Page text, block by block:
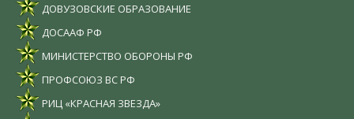
ДОВУЗОВСКИЕ ОБРАЗОВАНИЕ
ДОСААФ РФ
МИНИСТЕРСТВО ОБОРОНЫ РФ
ПРОФСОЮЗ ВС РФ
РИЦ «КРАСНАЯ ЗВЕЗДА»